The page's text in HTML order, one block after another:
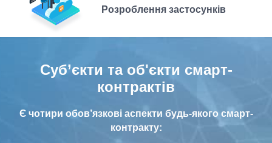
Розроблення застосунків
Суб’єкти та об'єкти смарт-
контрактів
Є чотири обов’язкові аспекти будь-якого смарт-
контракту: